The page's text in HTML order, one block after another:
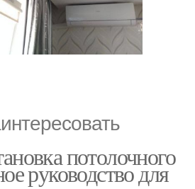
потолочного
руководство для